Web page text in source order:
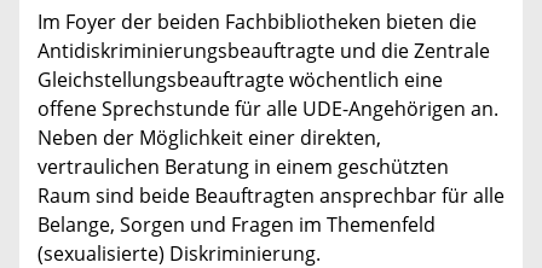
Im Foyer der beiden Fachbibliotheken bieten die
Antidiskriminierungsbeauftragte und die Zentrale
Gleichstellungsbeauftragte wöchentlich eine
offene Sprechstunde für alle UDE-Angehörigen an.
Neben der Möglichkeit einer direkten,
vertraulichen Beratung in einem geschützten
Raum sind beide Beauftragten ansprechbar für alle
Belange, Sorgen und Fragen im Themenfeld
(sexualisierte) Diskriminierung.